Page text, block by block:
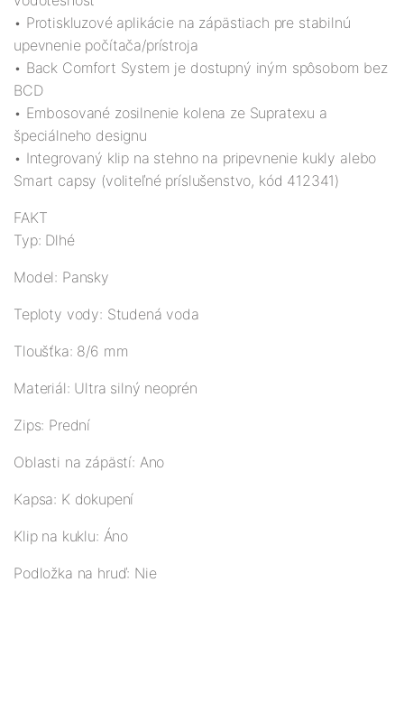
• Protiskluzové aplikácie na zápästiach pre stabilnú
upevnenie počítača/prístroja
• Back Comfort System je dostupný iným spôsobom bez
BCD
• Embosované zosilnenie kolena ze Supratexu a
špeciálneho designu
• Integrovaný klip na stehno na pripevnenie kukly alebo
Smart capsy (voliteľné príslušenstvo, kód 412341)
FAKT
Typ: Dlhé
Model: Pansky
Teploty vody: Studená voda
Tloušťka: 8/6 mm
Materiál: Ultra silný neoprén
Zips: Prední
Oblasti na zápästí: Ano
Kapsa: K dokupení
Klip na kuklu: Áno
Podložka na hruď: Nie